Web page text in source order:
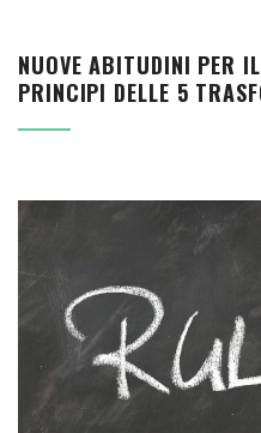
NUOVE ABITUDINI PER
PRINCIPI DELLE 5